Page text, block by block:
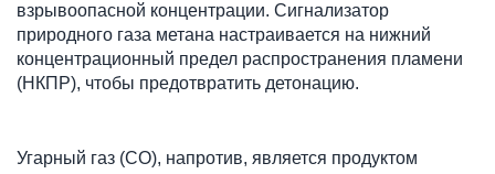
взрывоопасной концентрации. Сигнализатор
природного газа метана настраивается на нижний
концентрационный предел распространения пламени
(НКПР), чтобы предотвратить детонацию.
Угарный газ (CO), напротив, является продуктом